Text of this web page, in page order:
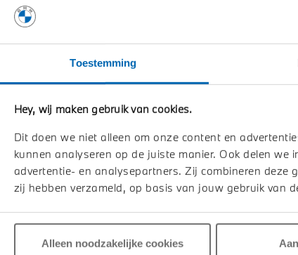
Toestemming
Hey, wij maken gebruik van cookies.
Dit doen we niet alleen om onze content en
kunnen analyseren op de juiste manier. Ook delen
advertentie- en analysepartners. Zij combineren deze
zij hebben verzameld, op basis van jouw gebruik van
Alleen noodzakelijke cookies
Automaat
m € 53.750of€ 1.017
Bekijk details